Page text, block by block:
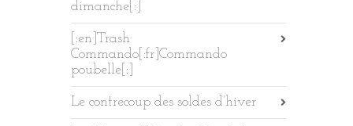
dimanche[:]
[:en]Trash
Commando[:fr]Commando
poubelle[:]
Le contrecoup des soldes d’hiver